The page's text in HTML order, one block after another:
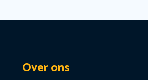
Over ons